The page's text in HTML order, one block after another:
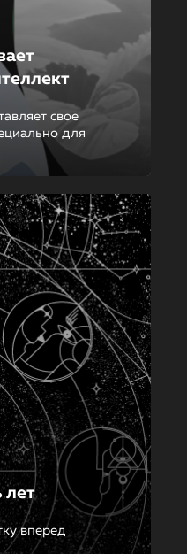
свое
для
лет
вперед